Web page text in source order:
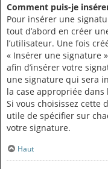
Comment puis-je
Pour insérer une
tout d’abord en créer
l’utilisateur. Une fois
« Insérer une signature
afin d’insérer votre
une signature qui sera
la case appropriée
Si vous choisissez cette
utile de spécifier sur
votre signature.
Haut